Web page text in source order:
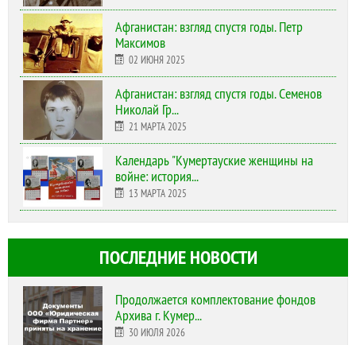
Афганистан: взгляд спустя годы. Петр
Максимов
02 ИЮНЯ 2025
Афганистан: взгляд спустя годы. Семенов
Николай Гр...
21 МАРТА 2025
Календарь "Кумертауские женщины на
войне: история...
13 МАРТА 2025
ПОСЛЕДНИЕ НОВОСТИ
Продолжается комплектование фондов
Архива г. Кумер...
30 ИЮЛЯ 2026